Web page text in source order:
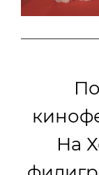
На